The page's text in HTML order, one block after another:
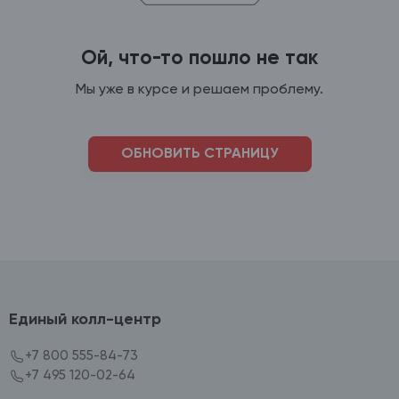
Ой, что-то пошло не так
Мы уже в курсе и решаем проблему.
ОБНОВИТЬ СТРАНИЦУ
Единый колл-центр
+7 800 555-84-73
+7 495 120-02-64